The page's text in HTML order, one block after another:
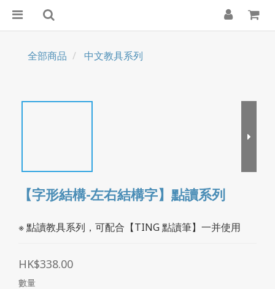
全部商品 中文教具系列
【字形結構-左右結構字】點讀系列
※ 點讀教具系列，可配合【TING 點讀筆】一并使用
HK$338.00
數量